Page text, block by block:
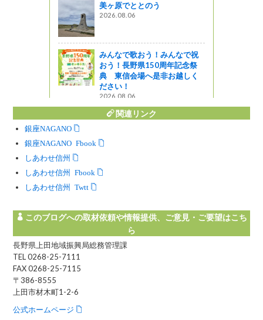
美ヶ原でととのう
2026.08.06
みんなで歌おう！みんなで祝
おう！長野県150周年記念祭
典 東信会場へ是非お越しく
ださい！
2026.08.06
関連リンク
銀座NAGANO
銀座NAGANO Facebook
しあわせ信州
しあわせ信州 Facebook
しあわせ信州 Twitter
このブログへの取材依頼や情報提供、ご意見・ご要望はこち
ら
長野県上田地域振興局総務管理課
TEL 0268-25-7111
FAX 0268-25-7115
〒386-8555
上田市材木町1-2-6
公式ホームページ